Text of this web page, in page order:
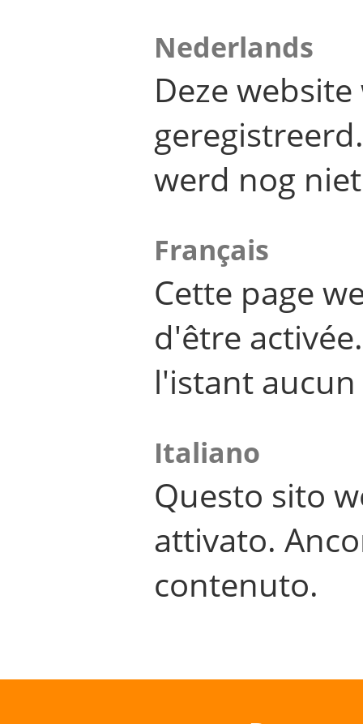
Nederlands
Deze
werd nog
Français
Cette page
d'être
l'istant
Italiano
Questo sito
attivato.
contenuto.